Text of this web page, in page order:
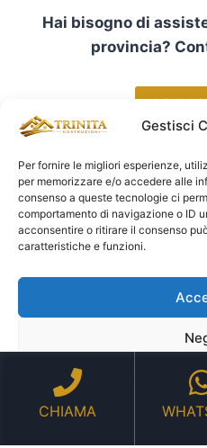
Gestisci
Per fornire le migliori esperienze,
per memorizzare e/o accedere alle
consenso a queste tecnologie ci
comportamento di navigazione o ID
acconsentire o ritirare il consenso
caratteristiche e funzioni.
Visualizza
Cookie Policy
Hai bisogno di
provincia?
06
Costruzioni
Mappa
CHIAMA